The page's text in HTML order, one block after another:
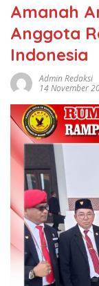
Amanah
Anggota
Indonesia
Admin Redaksi
14 November